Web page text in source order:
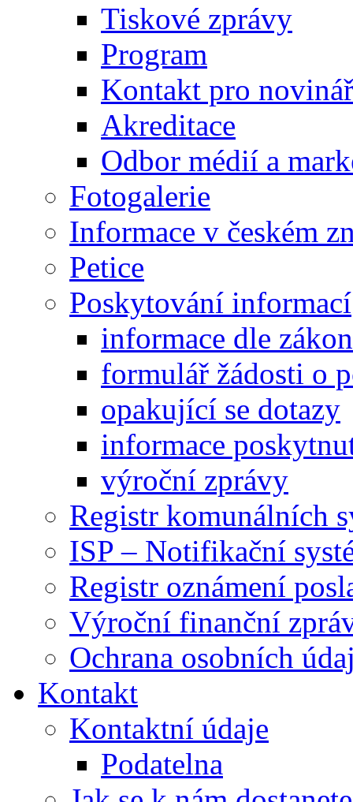
Tiskové zprávy
Program
Kontakt pro
Akreditace
Odbor médií a
Fotogalerie
Informace v českém
Petice
Poskytování informací
informace dle
formulář žádosti o
opakující se dotazy
informace
výroční zprávy
Registr komunálních
ISP – Notifikační
Registr oznámení
Výroční finanční
Ochrana osobních
Kontakt
Kontaktní údaje
Podatelna